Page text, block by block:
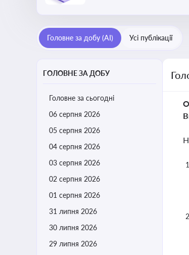
Головне за добу (AI) Усі публікації
ГОЛОВНЕ ЗА ДОБУ
Головне за сьогодні
06 серпня 2026
05 серпня 2026
04 серпня 2026
03 серпня 2026
02 серпня 2026
01 серпня 2026
31 липня 2026
30 липня 2026
29 липня 2026